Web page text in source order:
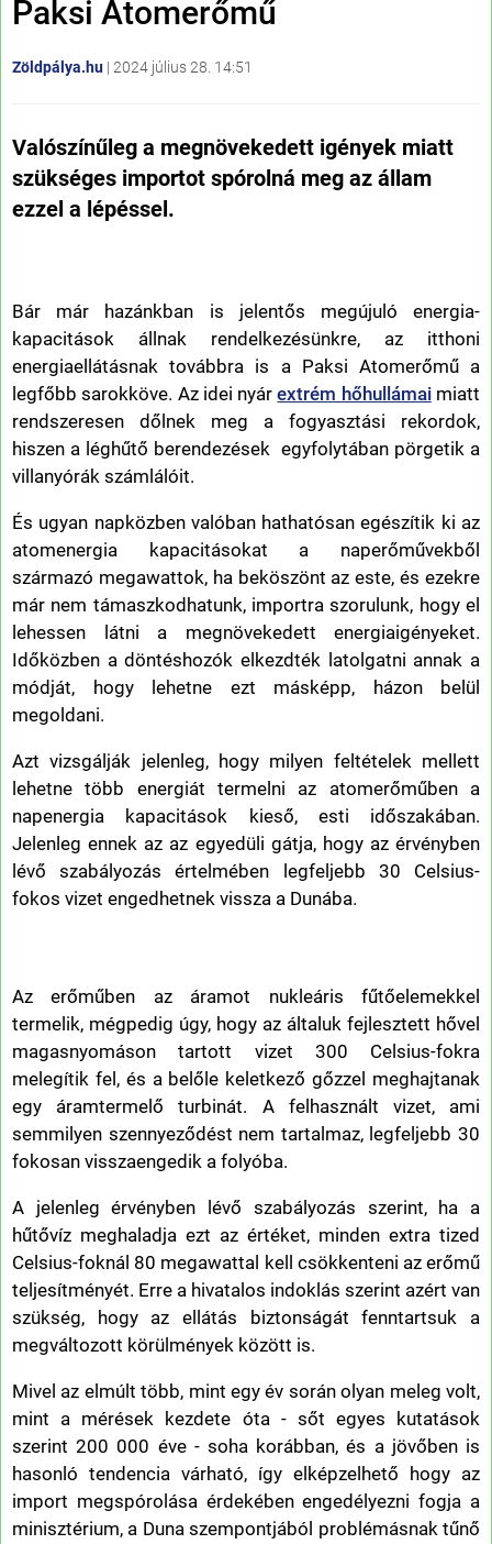
Paksi Atomerőmű
Zöldpálya.hu | 2024 július 28. 14:51
Valószínűleg a megnövekedett igények miatt
szükséges importot spórolná meg az állam
ezzel a lépéssel.
Bár már hazánkban is jelentős megújuló energia-
kapacitások állnak rendelkezésünkre, az itthoni
energiaellátásnak továbbra is a Paksi Atomerőmű a
legfőbb sarokköve. Az idei nyárextrém hőhullámaimiatt
rendszeresen dőlnek meg a fogyasztási rekordok,
hiszen a léghűtő berendezések egyfolytában pörgetik a
villanyórák számlálóit.
És ugyan napközben valóban hathatósan egészítik ki az
atomenergia kapacitásokat a naperőművekből
származó megawattok, ha beköszönt az este, és ezekre
már nem támaszkodhatunk, importra szorulunk, hogy el
lehessen látni a megnövekedett energiaigényeket.
Időközben a döntéshozók elkezdték latolgatni annak a
módját, hogy lehetne ezt másképp, házon belül
megoldani.
Azt vizsgálják jelenleg, hogy milyen feltételek mellett
lehetne több energiát termelni az atomerőműben a
napenergia kapacitások kieső, esti időszakában.
Jelenleg ennek az az egyedüli gátja, hogy az érvényben
lévő szabályozás értelmében legfeljebb 30 Celsius-
fokos vizet engedhetnek vissza a Dunába.
Az erőműben az áramot nukleáris fűtőelemekkel
termelik, mégpedig úgy, hogy az általuk fejlesztett hővel
magasnyomáson tartott vizet 300 Celsius-fokra
melegítik fel, és a belőle keletkező gőzzel meghajtanak
egy áramtermelő turbinát. A felhasznált vizet, ami
semmilyen szennyeződést nem tartalmaz, legfeljebb 30
fokosan visszaengedik a folyóba.
A jelenleg érvényben lévő szabályozás szerint, ha a
hűtővíz meghaladja ezt az értéket, minden extra tized
Celsius-foknál 80 megawattal kell csökkenteni az erőmű
teljesítményét. Erre a hivatalos indoklás szerint azért van
szükség, hogy az ellátás biztonságát fenntartsuk a
megváltozott körülmények között is.
Mivel az elmúlt több, mint egy év során olyan meleg volt,
mint a mérések kezdete óta - sőt egyes kutatások
szerint 200 000 éve - soha korábban, és a jövőben is
hasonló tendencia várható, így elképzelhető hogy az
import megspórolása érdekében engedélyezni fogja a
minisztérium, a Duna szempontjából problémásnak tűnő